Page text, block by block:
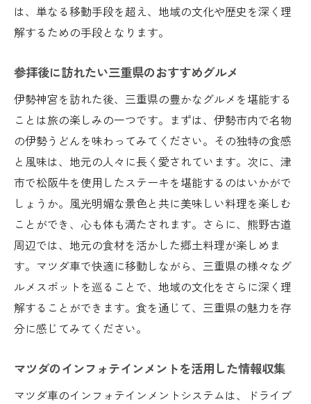
は、単なる移動手段を超え、地域の文化や歴史を深く理
解するための手段となります。
参拝後に訪れたい三重県のおすすめグルメ
伊勢神宮を訪れた後、三重県の豊かなグルメを堪能する
ことは旅の楽しみの一つです。まずは、伊勢市内で名物
の伊勢うどんを味わってみてください。その独特の食感
と風味は、地元の人々に長く愛されています。次に、津
市で松阪牛を使用したステーキを堪能するのはいかがで
しょうか。風光明媚な景色と共に美味しい料理を楽しむ
ことができ、心も体も満たされます。さらに、熊野古道
周辺では、地元の食材を活かした郷土料理が楽しめま
す。マツダ車で快適に移動しながら、三重県の様々なグ
ルメスポットを巡ることで、地域の文化をさらに深く理
解することができます。食を通じて、三重県の魅力を存
分に感じてみてください。
マツダのインフォテインメントを活用した情報収集
マツダ車のインフォテインメントシステムは、ドライブ